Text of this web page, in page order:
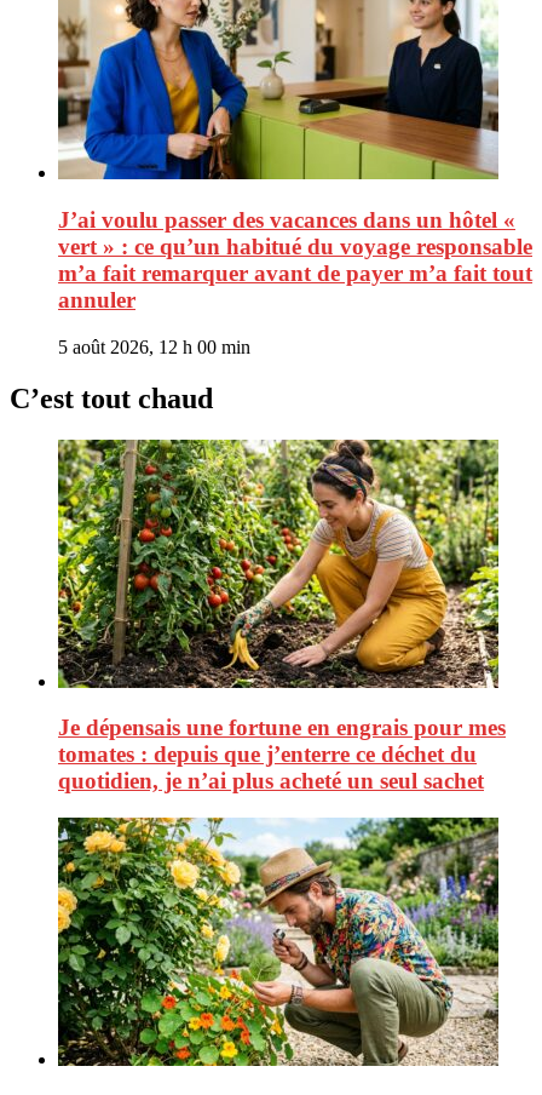
J’ai voulu passer des vacances dans un hôtel «
vert » : ce qu’un habitué du voyage responsable
m’a fait remarquer avant de payer m’a fait tout
annuler
5 août 2026, 12 h 00 min
C’est tout chaud
Je dépensais une fortune en engrais pour mes
tomates : depuis que j’enterre ce déchet du
quotidien, je n’ai plus acheté un seul sachet